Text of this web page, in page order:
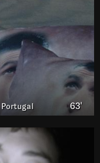
63'
Portugal